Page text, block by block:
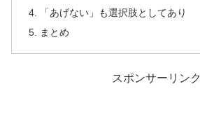
「あげない」も選択肢としてあり
まとめ
スポンサーリンク